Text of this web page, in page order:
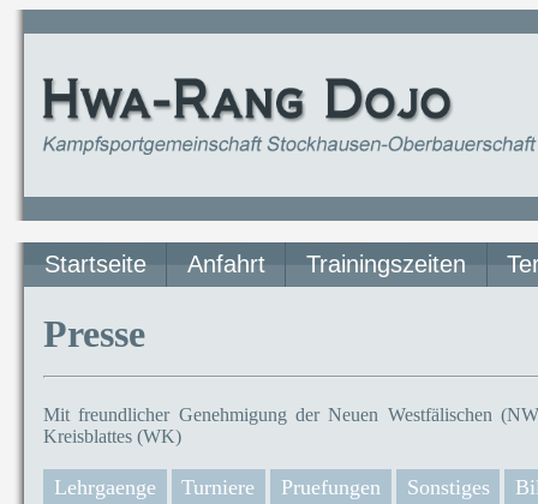
Startseite Anfahrt Trainingszeiten
Presse
Mit freundlicher Genehmigung der Neuen Westfälischen
Kreisblattes (WK)
Lehrgaenge Turniere Pruefungen Sonstiges